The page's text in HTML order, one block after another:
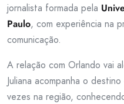
jornalista formada pela
Paulo, com experiência na
comunicação.
A relação com Orlando vai
Juliana acompanha o
vezes na região,